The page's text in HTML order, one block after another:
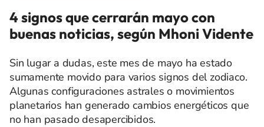
4 signos que cerrarán mayo con
buenas noticias, según Mhoni Vidente
Sin lugar a dudas, este mes de mayo ha estado
sumamente movido para varios signos del zodiaco.
Algunas configuraciones astrales o movimientos
planetarios han generado cambios energéticos que
no han pasado desapercibidos.